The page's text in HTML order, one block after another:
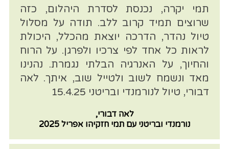
תמי יקרה, נכנסת לסדרת היהלום, כזה
שרוצים תמיד קרוב ללב. תודה על מסלול
טיול נהדר, הדרכה יוצאת מהכלל, היכולת
לראות כל אחד לפי צרכיו ולפרגן. על הרוח
והחיוך, על האנרגיה הבלתי נגמרת. נהנינו
מאד ונשמח לשוב ולטייל שוב, איתך. לאה
דבורי, טיול לנורמנדי ובריטני 15.4.25
לאה דבורי,
נורמנדי ובריטני עם תמי חזקיהו אפריל 2025